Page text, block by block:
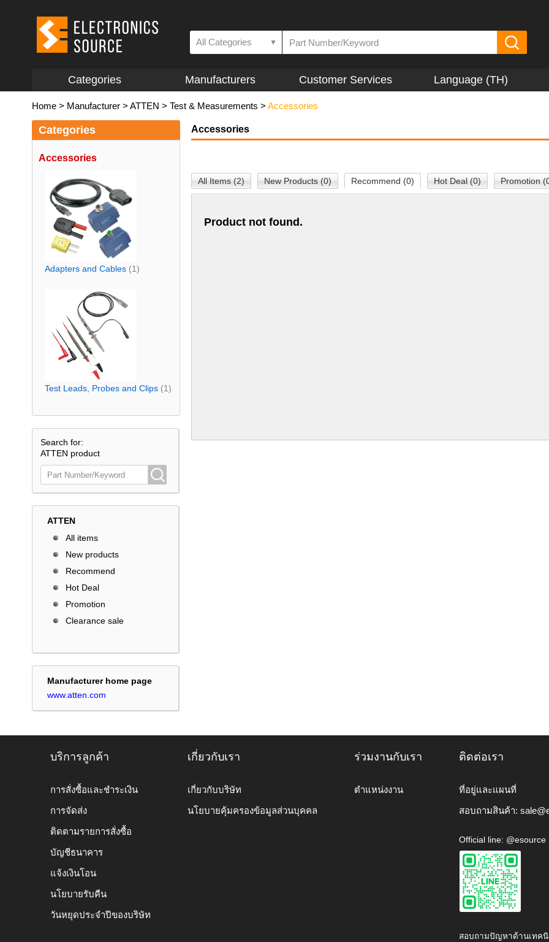
All Categories ▼
Categories Manufacturers Customer Services Language (TH)
Home > Manufacturer > ATTEN > Test & Measurements > Accessories
Categories
Accessories
Adapters and Cables (1)
Test Leads, Probes and Clips (1)
Search for:
ATTEN product
ATTEN
All items
New products
Recommend
Hot Deal
Promotion
Clearance sale
Manufacturer home page
www.atten.com
Accessories
All Items (2) New Products (0) Recommend (0) Hot Deal (0) Promotion
Product not found.
บริการลูกค้า
การสั่งซื้อและชำระเงิน
การจัดส่ง
ติดตามรายการสั่งซื้อ
บัญชีธนาคาร
แจ้งเงินโอน
นโยบายรับคืน
วันหยุดประจำปีของบริษัท
เกี่ยวกับเรา
เกี่ยวกับบริษัท
นโยบายคุ้มครองข้อมูลส่วนบุคคล
ร่วมงานกับเรา
ตำแหน่งงาน
ติดต่อเรา
ที่อยู่และแผนที่
สอบถามสินค้า:
Official line: @esource
สอบถามปัญหาด้านเทคนิ